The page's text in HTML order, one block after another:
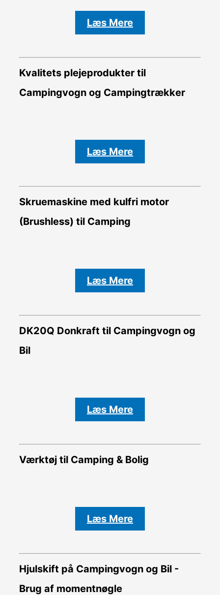
Læs Mere
Kvalitets plejeprodukter til
Campingvogn og Campingtrækker
Læs Mere
Skruemaskine med kulfri motor
(Brushless) til Camping
Læs Mere
DK20Q Donkraft til Campingvogn og
Bil
Læs Mere
Værktøj til Camping & Bolig
Læs Mere
Hjulskift på Campingvogn og Bil -
Brug af momentnøgle